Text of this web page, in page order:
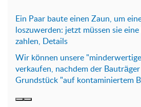
Ein Paar baute einen Zaun, um
loszuwerden: jetzt müssen sie
zahlen, Details
Wir können unsere
verkaufen, nachdem der
Grundstück "auf kontaminiertem